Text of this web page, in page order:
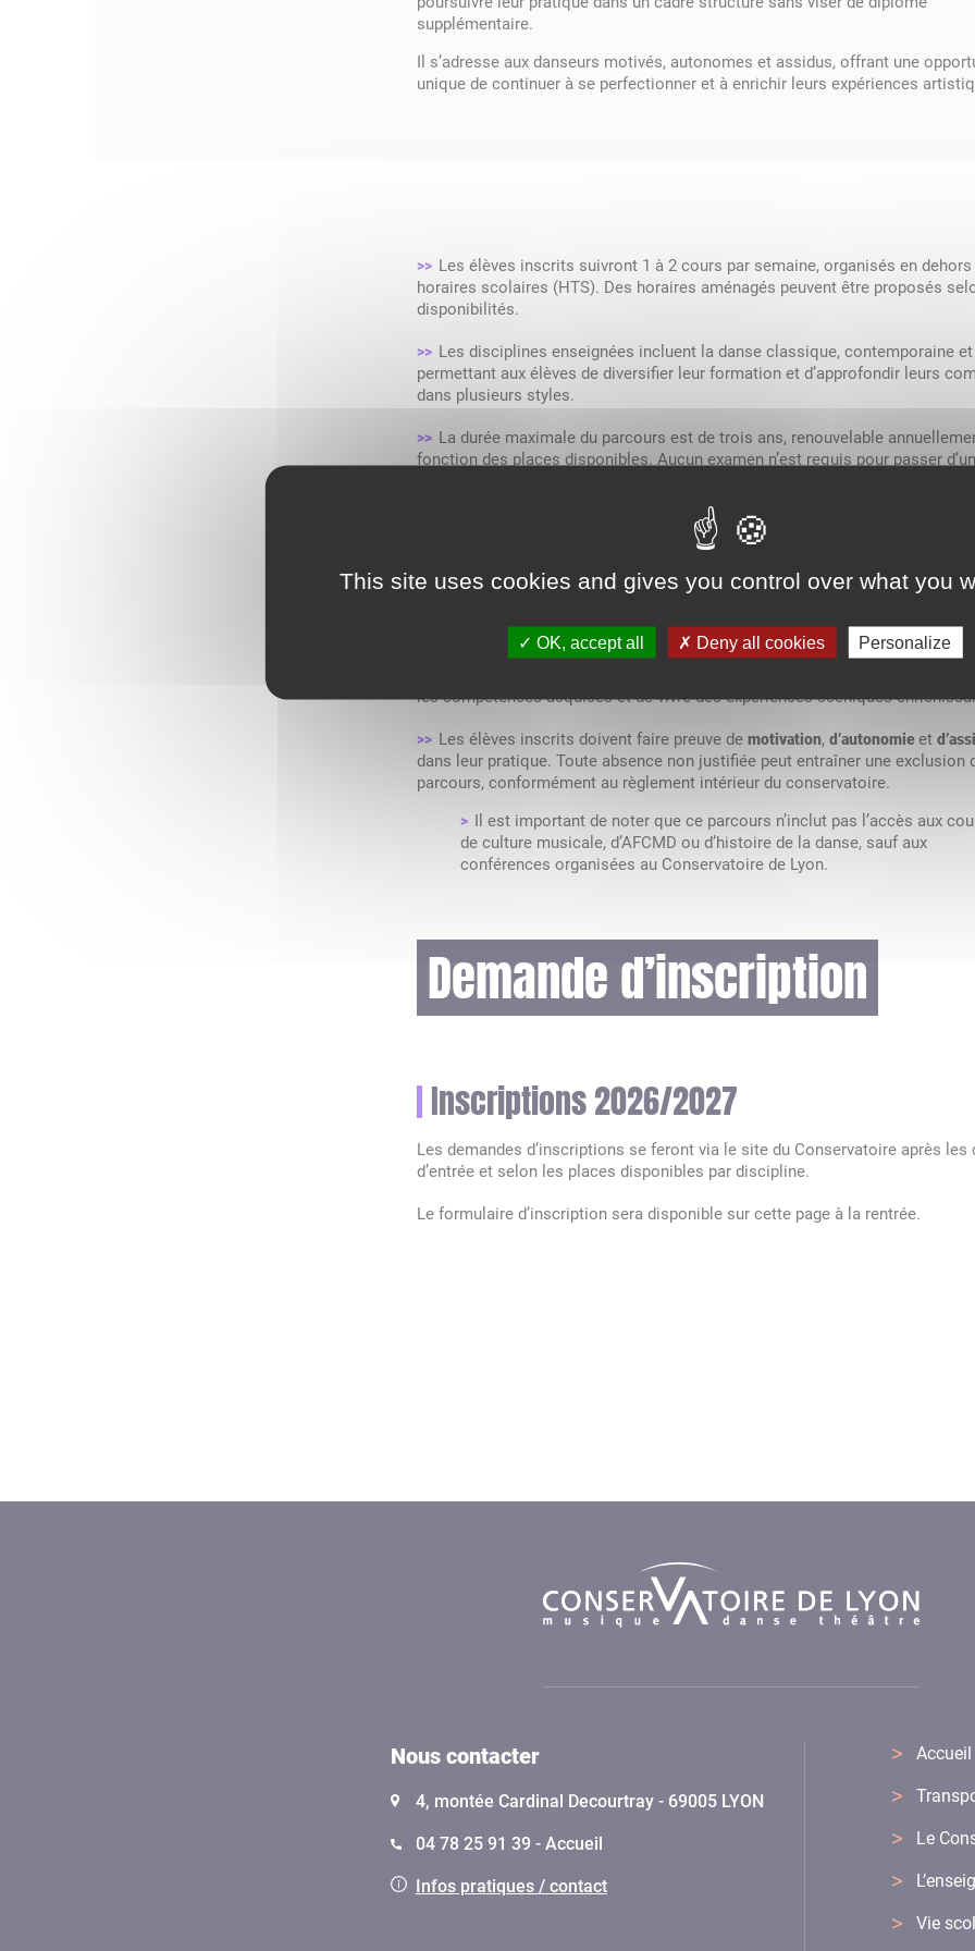
supplémentaire.
Il s’adresse aux danseurs motivés, autonomes et assidus, offrant une
unique de continuer à se perfectionner et à enrichir leurs expériences
>> Les élèves inscrits suivront 1 à 2 cours par semaine, organisés en dehors
horaires scolaires (HTS). Des horaires aménagés peuvent être proposés
disponibilités.
>> Les disciplines enseignées incluent la danse classique, contemporaine et
permettant aux élèves de diversifier leur formation et d’approfondir leurs
dans plusieurs styles.
>> La durée maximale du parcours est de trois ans, renouvelable
fonction des places disponibles. Aucun examen n’est requis pour passer
sur le développement personnel et artistique.
Ce parcours pourra ouvrir, aux personnes les plus motivées, l’accès au
uniquement (mis en place en 2026).
Les élèves auront également l’opportunité de participer aux créations de
organisées par le département danse. Leur participation à ces projets
les compétences acquises et de vivre des expériences scéniques
>> Les élèves inscrits doivent faire preuve demotivation,d’autonomieet
dans leur pratique. Toute absence non justifiée peut entraîner une exclusion
parcours, conformément au règlement intérieur du conservatoire.
> Il est important de noter que ce parcours n’inclut pas l’accès aux
de culture musicale, d’AFCMD ou d’histoire de la danse, sauf aux
conférences organisées au Conservatoire de Lyon.
Demande d’inscription
Inscriptions 2026/2027
Les demandes d’inscriptions se feront via le site du Conservatoire après les
d’entrée et selon les places disponibles par discipline.
Le formulaire d’inscription sera disponible sur cette page à la rentrée.
Nous contacter
4, montée Cardinal Decourtray - 69005 LYON
04 78 25 91 39 - Accueil
Infos pratiques / contact
Accueil
Le
Vie
This site uses cookies and gives you control over what you
OK, accept all Deny all cookies Personalize